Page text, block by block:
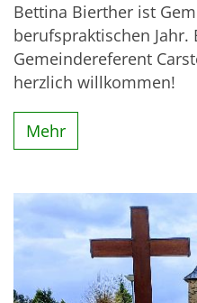
Bettina Bierther ist
berufspraktischen
Gemeindereferent
herzlich willkommen!
Mehr